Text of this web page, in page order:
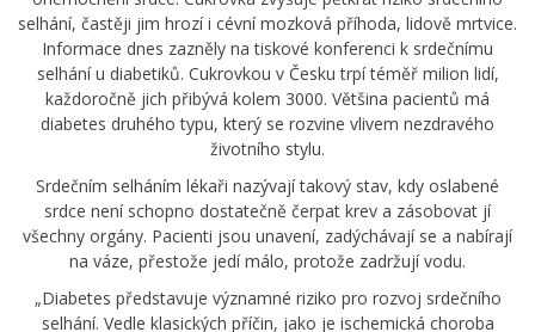
selhání, častěji jim hrozí i cévní mozková příhoda, lidově mrtvice.
Informace dnes zazněly na tiskové konferenci k srdečnímu
selhání u diabetiků. Cukrovkou v Česku trpí téměř milion lidí,
každoročně jich přibývá kolem 3000. Většina pacientů má
diabetes druhého typu, který se rozvine vlivem nezdravého
životního stylu.
Srdečním selháním lékaři nazývají takový stav, kdy oslabené
srdce není schopno dostatečně čerpat krev a zásobovat jí
všechny orgány. Pacienti jsou unavení, zadýchávají se a nabírají
na váze, přestože jedí málo, protože zadržují vodu.
„Diabetes představuje významné riziko pro rozvoj srdečního
selhání. Vedle klasických příčin, jako je ischemická choroba